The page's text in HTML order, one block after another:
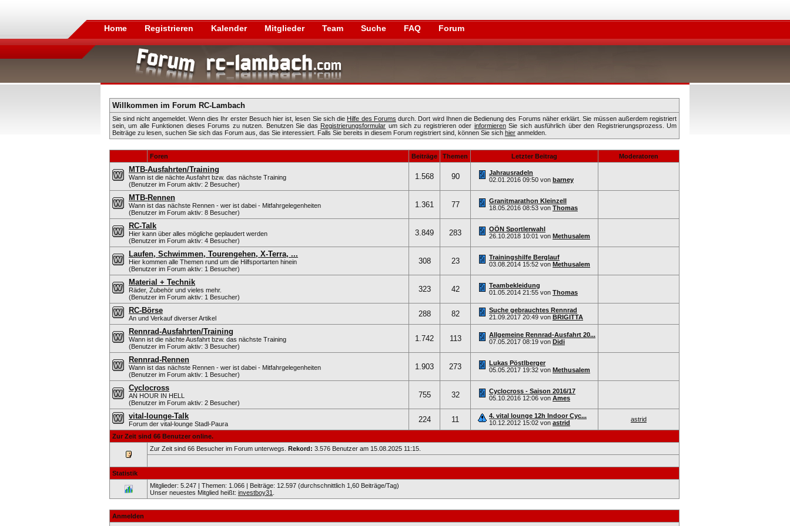
Home Registrieren Kalender Mitglieder Team Suche FAQ Forum
Willkommen im Forum RC-Lambach
Sie sind nicht angemeldet. Wenn dies Ihr erster Besuch hier ist, lesen Sie sich die Hilfe des Forums durch. Dort wird Ihnen die Bedienung des Forums näher erklärt. Sie müssen außerdem registriert
sein, um alle Funktionen dieses Forums zu nutzen. Benutzen Sie das Registrierungsformular um sich zu registrieren oder informierenSie sich ausführlich über den Registrierungsprozess. Um
Beiträge zu lesen, suchen Sie sich das Forum aus, das Sie interessiert. Falls Sie bereits in diesem Forum registriert sind, können Sie sich hier anmelden.
Foren Beiträge Themen Letzter Beitrag Moderatoren
MTB-Ausfahrten/Training
Wann ist die nächte Ausfahrt bzw. das nächste Training
(Benutzer im Forum aktiv: 2 Besucher)
1.568 90
Jahrausradeln
02.01.2016 09:50 von barney
MTB-Rennen
Wann ist das nächste Rennen - wer ist dabei - Mitfahrgelegenheiten
(Benutzer im Forum aktiv: 8 Besucher)
1.361 77
Granitmarathon Kleinzell
18.05.2016 08:53 von Thomas
RC-Talk
Hier kann über alles mögliche geplaudert werden
(Benutzer im Forum aktiv: 4 Besucher)
3.849 283
OÖN Sportlerwahl
26.10.2018 10:01 von Methusalem
Laufen, Schwimmen, Tourengehen, X-Terra, ...
Hier kommen alle Themen rund um die Hilfsportarten hinein
(Benutzer im Forum aktiv: 1 Besucher)
308 23
Trainingshilfe Berglauf
03.08.2014 15:52 von Methusalem
Material + Technik
Räder, Zubehör und vieles mehr.
(Benutzer im Forum aktiv: 1 Besucher)
323 42
Teambekleidung
01.05.2014 21:55 von Thomas
RC-Börse
An und Verkauf diverser Artikel 288 82
Suche gebrauchtes Rennrad
21.09.2017 20:49 von BRIGITTA
Rennrad-Ausfahrten/Training
Wann ist die nächte Ausfahrt bzw. das nächste Training
(Benutzer im Forum aktiv: 3 Besucher)
1.742 113
Allgemeine Rennrad-Ausfahrt 20...
07.05.2017 08:19 von Didi
Rennrad-Rennen
Wann ist das nächste Rennen - wer ist dabei - Mitfahrgelegenheiten
(Benutzer im Forum aktiv: 1 Besucher)
1.903 273
Lukas Pöstlberger
05.05.2017 19:32 von Methusalem
Cyclocross
AN HOUR IN HELL
(Benutzer im Forum aktiv: 2 Besucher)
755 32
Cyclocross - Saison 2016/17
05.10.2016 12:06 von Ames
vital-lounge-Talk
Forum der vital-lounge Stadl-Paura 224 11
4. vital lounge 12h Indoor Cyc...
10.12.2012 15:02 von astrid astrid
Zur Zeit sind 66 Benutzer online.
Zur Zeit sind 66 Besucher im Forum unterwegs. Rekord: 3.576 Benutzer am 15.08.2025 11:15
Statistik
Mitglieder: 5.247 | Themen: 1.066 | Beiträge: 12.597 (durchschnittlich 1,60 Beiträge/Tag)
Unser neuestes Mitglied heißt: investboy31
Anmelden